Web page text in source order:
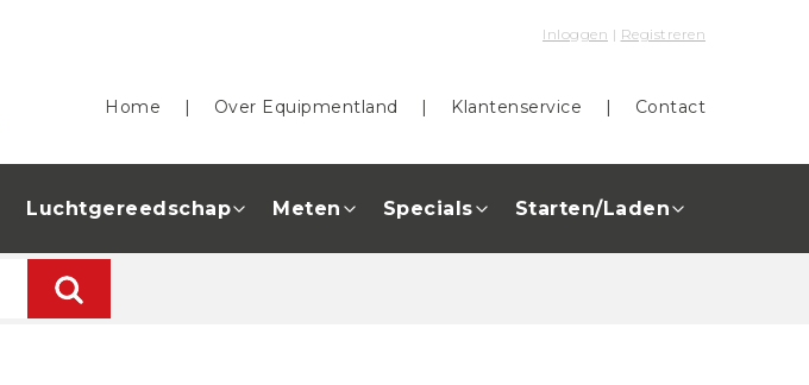
Inloggen | Registreren
Home | Over Equipmentland | Klantenservice | Contact
Luchtgereedschap Meten Specials Starten/Laden